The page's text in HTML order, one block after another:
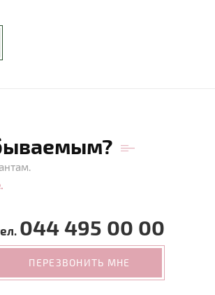
044 495 00 00
ПЕРЕЗВОНИТЬ МНЕ